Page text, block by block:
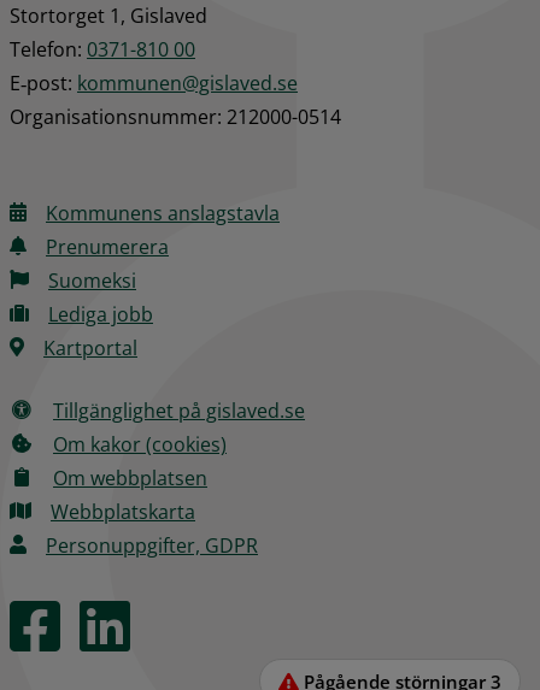
Stortorget 1, Gislaved
Telefon: 0371-810 00
E‑post: kommunen@gislaved.se
Organisationsnummer: 212000-0514
Kommunens anslagstavla
Prenumerera
Suomeksi
Lediga jobb
Kartportal
Tillgänglighet på gislaved.se
Om kakor (cookies)
Om webbplatsen
Webbplatskarta
Personuppgifter, GDPR
Pågående störningar 3